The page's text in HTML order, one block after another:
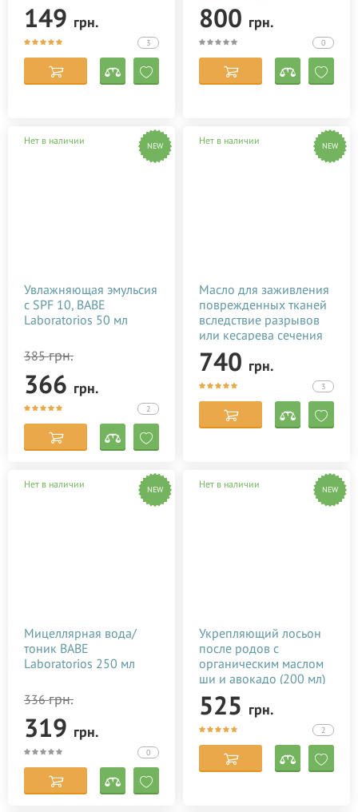
149 грн.
3
800 грн.
0
Нет в наличии NEW
Увлажняющая эмульсия
c SPF 10, BABE
Laboratorios 50 мл
385грн.
366 грн.
2
Нет в наличии NEW
Масло для заживления
поврежденных тканей
вследствие разрывов
или кесарева сечения
Baby Teva Stitol 50 мл
740 грн.
3
Нет в наличии NEW
Мицеллярная вода/
тоник BABE
Laboratorios 250 мл
336грн.
319 грн.
0
Нет в наличии NEW
Укрепляющий лосьон
после родов с
органическим маслом
ши и авокадо (200 мл)
525 грн.
2